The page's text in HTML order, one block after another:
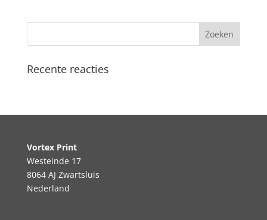
Recente reacties
Vortex Print
Westeinde 17
8064 AJ Zwartsluis
Nederland